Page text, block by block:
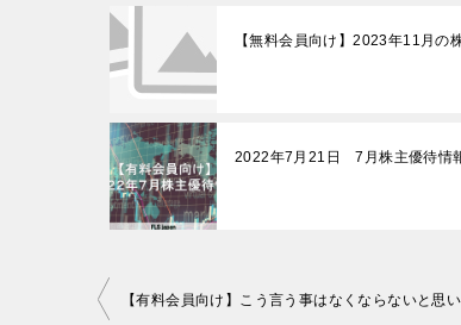
【無料会員向け】2023年11月の
2022年7月21日 7月株主優待情
投
【有料会員向け】こう言う事はなくならないと思